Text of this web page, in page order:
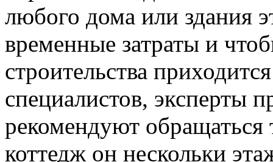
любого дома или здания
временные затраты и
строительства
специалистов, эксперты
рекомендуют обращаться
коттедж он нескольки